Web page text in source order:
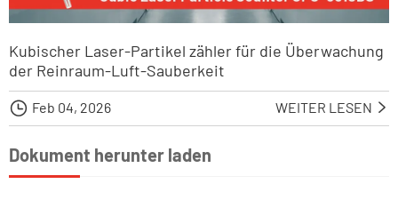
Kubischer Laser-Partikel zähler für die Überwachung
der Reinraum-Luft-Sauberkeit
 Feb 04, 2026 WEITER LESEN 
Dokument herunter laden